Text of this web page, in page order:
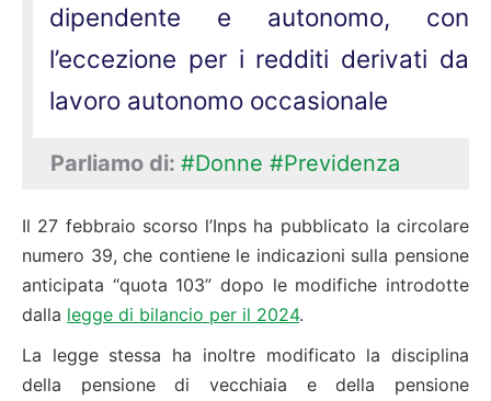
dipendente e autonomo, con
l’eccezione per i redditi derivati da
lavoro autonomo occasionale
Parliamo di: #Donne #Previdenza
Il 27 febbraio scorso l’Inps ha pubblicato la circolare
numero 39, che contiene le indicazioni sulla pensione
anticipata “quota 103” dopo le modifiche introdotte
dalla legge di bilancio per il 2024.
La legge stessa ha inoltre modificato la disciplina
della pensione di vecchiaia e della pensione